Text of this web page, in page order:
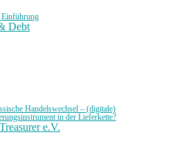
Einführung
Debt
Handelswechsel – (digitale)
in der Lieferkette?
e.V.